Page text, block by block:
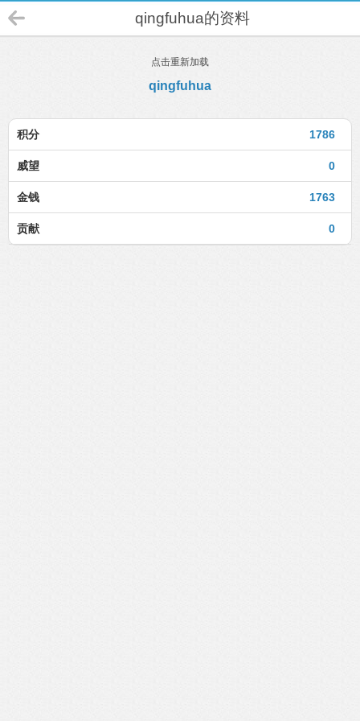
qingfuhua的资料
点击重新加载
qingfuhua
1786
积分
0
威望
1763
金钱
0
贡献